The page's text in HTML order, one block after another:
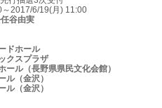
2017/6/19(月) 11:00
谷由実
ドホール
クスプラザ
ル（長野県県民文化会館）
（金沢）
（金沢）